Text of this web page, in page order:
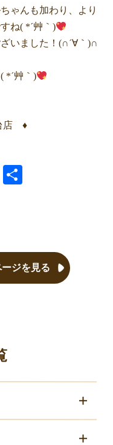
ゃんも加わり、より
ね( *´艸｀)
いました！(∩´∀｀)∩
*´艸｀)
店 ♦
Pinterest
ジを見る